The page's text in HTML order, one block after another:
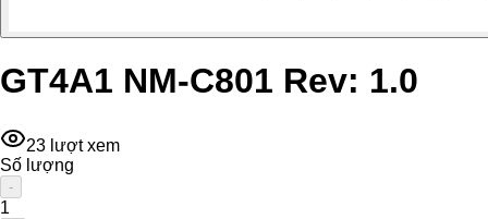
GT4A1 NM-C801 Rev: 1.0
23 lượt xem
Số lượng
-
1